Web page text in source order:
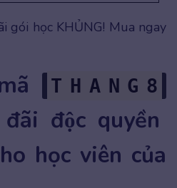
gói học KHỦNG! Mua ngay
T H A N G 8
độc quyền
học viên của